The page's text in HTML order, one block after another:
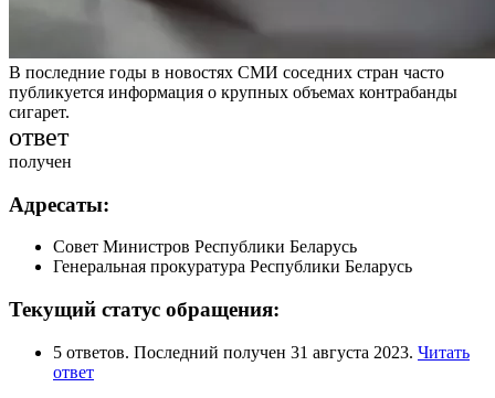
В последние годы в новостях СМИ соседних стран часто
публикуется информация о крупных объемах контрабанды
сигарет.
ответ
получен
Адресаты:
Совет Министров Республики Беларусь
Генеральная прокуратура Республики Беларусь
Текущий статус обращения:
5 ответов. Последний получен 31 августа 2023. Читать
ответ